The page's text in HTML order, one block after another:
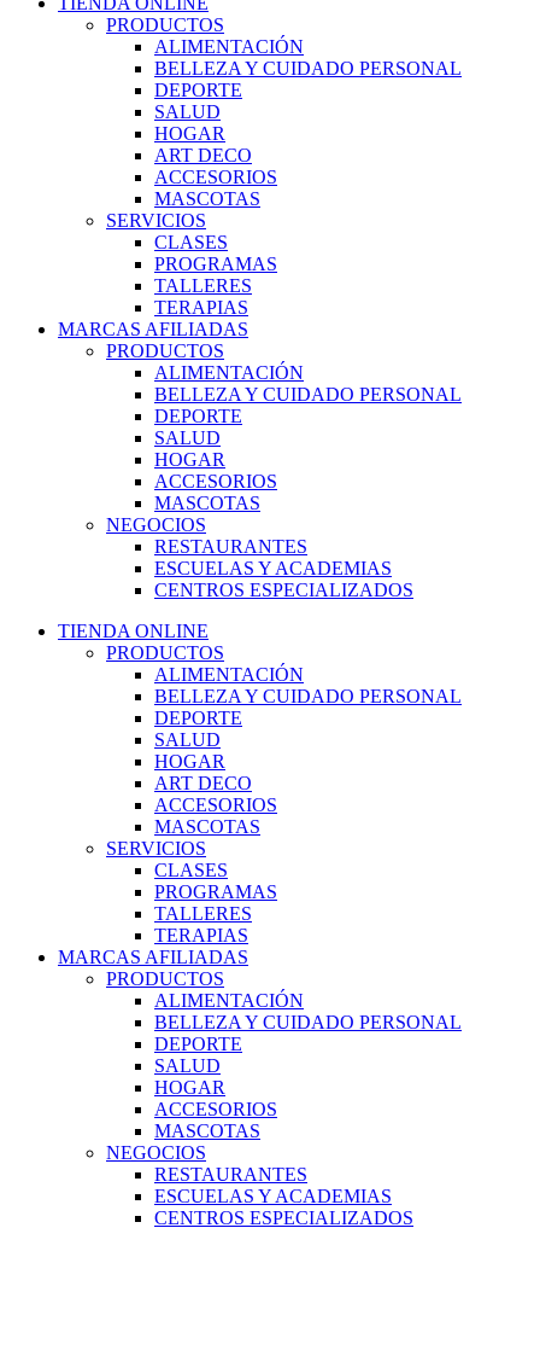
PRODUCTOS
ALIMENTACIÓN
BELLEZA Y CUIDADO PERSONAL
DEPORTE
SALUD
HOGAR
ART DECO
ACCESORIOS
MASCOTAS
SERVICIOS
CLASES
PROGRAMAS
TALLERES
TERAPIAS
MARCAS AFILIADAS
PRODUCTOS
ALIMENTACIÓN
BELLEZA Y CUIDADO PERSONAL
DEPORTE
SALUD
HOGAR
ACCESORIOS
MASCOTAS
NEGOCIOS
RESTAURANTES
ESCUELAS Y ACADEMIAS
CENTROS ESPECIALIZADOS
TIENDA ONLINE
PRODUCTOS
ALIMENTACIÓN
BELLEZA Y CUIDADO PERSONAL
DEPORTE
SALUD
HOGAR
ART DECO
ACCESORIOS
MASCOTAS
SERVICIOS
CLASES
PROGRAMAS
TALLERES
TERAPIAS
MARCAS AFILIADAS
PRODUCTOS
ALIMENTACIÓN
BELLEZA Y CUIDADO PERSONAL
DEPORTE
SALUD
HOGAR
ACCESORIOS
MASCOTAS
NEGOCIOS
RESTAURANTES
ESCUELAS Y ACADEMIAS
CENTROS ESPECIALIZADOS